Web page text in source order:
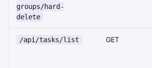
groups/hard-
delete
/api/tasks/list GET